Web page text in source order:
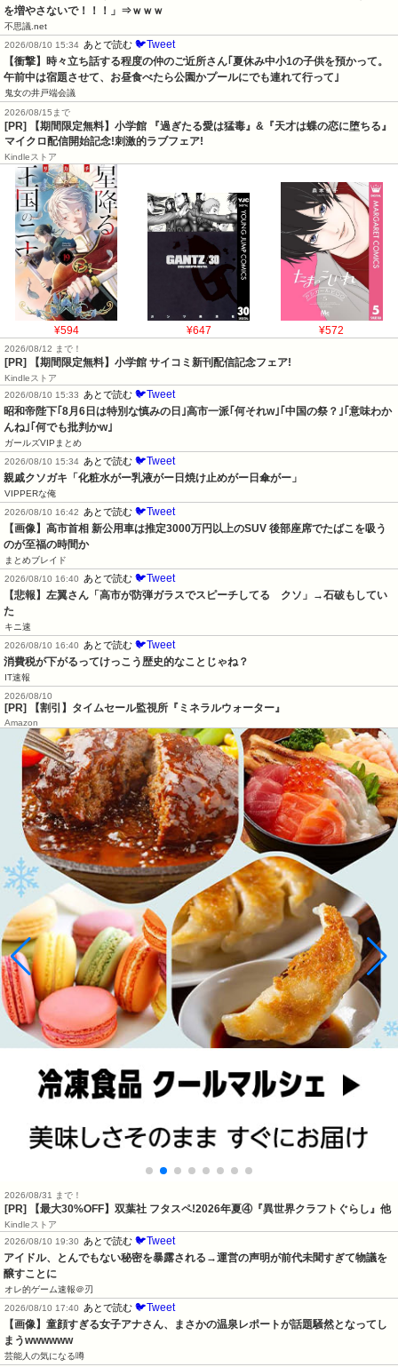
を増やさないで！！！」⇒ｗｗｗ
不思議.net
2026/08/10 15:34 あとで読む 🐦Tweet
【衝撃】時々立ち話する程度の仲のご近所さん｢夏休み中小1の子供を預かって。
午前中は宿題させて、お昼食べたら公園かプールにでも連れて行って｣
鬼女の井戸端会議
2026/08/15まで
[PR] 【期間限定無料】小学館 『過ぎたる愛は猛毒』&『天才は蝶の恋に堕ちる』
マイクロ配信開始記念!刺激的ラブフェア!
Kindleストア
¥594 ¥647 ¥572
2026/08/12 まで！
[PR] 【期間限定無料】小学館 サイコミ新刊配信記念フェア!
Kindleストア
2026/08/10 15:33
あとで読む 🐦Tweet
昭和帝陛下｢8月6日は特別な慎みの日｣高市一派｢何それw｣｢中国の祭？｣｢意味わか
んね｣｢何でも批判かw｣
ガールズVIPまとめ
2026/08/10 15:34 あとで読む 🐦Tweet
親戚クソガキ「化粧水がー乳液がー日焼け止めがー日傘がー」
VIPPERな俺
2026/08/10 16:42
あとで読む 🐦Tweet
【画像】高市首相 新公用車は推定3000万円以上のSUV 後部座席でたばこを吸う
のが至福の時間か
まとめブレイド
2026/08/10 16:40
あとで読む 🐦Tweet
【悲報】左翼さん「高市が防弾ガラスでスピーチしてる　クソ」→石破もしてい
た
キニ速
2026/08/10 16:40
あとで読む 🐦Tweet
消費税が下がるってけっこう歴史的なことじゃね？
IT速報
2026/08/10
[PR] 【割引】タイムセール監視所『ミネラルウォーター』
Amazon
2026/08/31 まで！
[PR] 【最大30%OFF】双葉社 フタスペ!2026年夏④『異世界クラフトぐらし』他
Kindleストア
2026/08/10 19:30
あとで読む 🐦Tweet
アイドル、とんでもない秘密を暴露される→運営の声明が前代未聞すぎて物議を
醸すことに
オレ的ゲーム速報＠刃
2026/08/10 17:40
あとで読む 🐦Tweet
【画像】童顔すぎる女子アナさん、まさかの温泉レポートが話題騒然となってし
まうwwwwww
芸能人の気になる噂